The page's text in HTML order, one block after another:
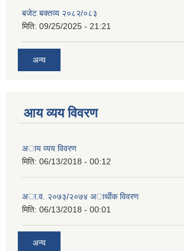
बजेट बक्तव्य २०८२/०८३
मिति: 09/25/2025 - 21:21
अन्य
आय व्यय विवरण
अाय व्यय विवरण
मिति: 06/13/2018 - 00:12
अा.व. २०७३/२०७४ अार्थीक विवरण
मिति: 06/13/2018 - 00:01
अन्य